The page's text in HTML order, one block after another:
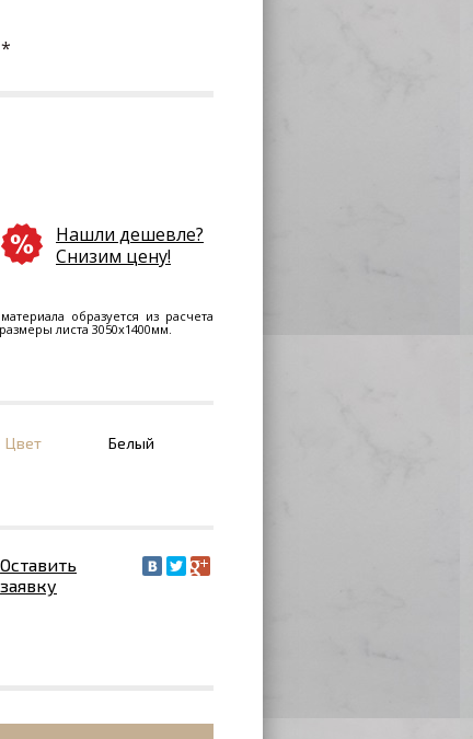
*
Нашли дешевле?
Снизим цену!
образуется из расчета
листа 3050х1400мм.
Цвет
Белый
Оставить
заявку